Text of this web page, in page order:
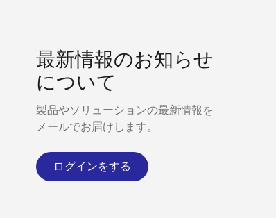
最新情報のお知らせ
について
製品やソリューションの最新情報を
メールでお届けします。
ログインをする